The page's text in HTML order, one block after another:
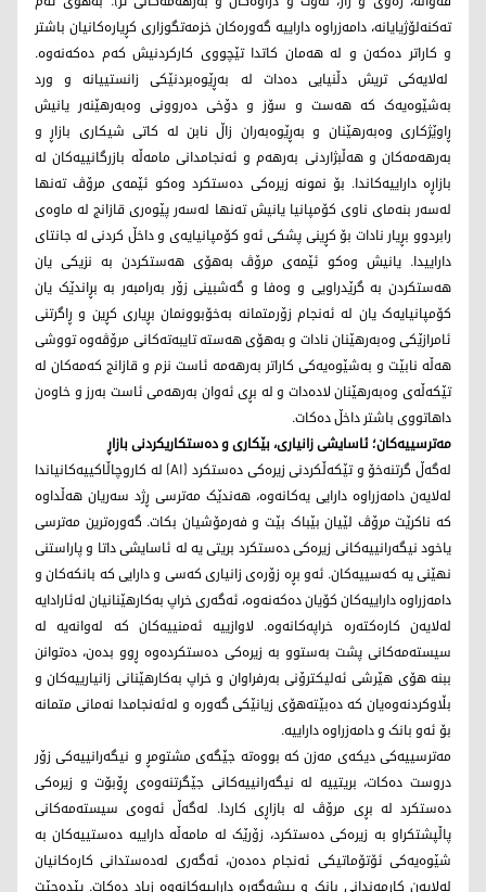
تەکنەلۆژیایانە، دامەزراوە داراییە گەورەکان خزمەتگوزاری کڕیارەکانیان باشتر
و کاراتر دەکەن و لە هەمان کاتدا تێچووی کارکردنیش کەم دەکەنەوە.
لەلایەکی تریش دڵنیایی دەدات لە بەڕێوەبردنێکی زانستییانە و ورد
بەشێوەیەک کە هەست و سۆز و دۆخی دەروونی وەبەرهێنەر یانیش
ڕاوێژکاری وەبەرهێنان و بەڕێوەبەران زاڵ نابن لە کاتی شیکاری بازاڕ و
بەرهەمەکان و هەڵبژاردنی بەرهەم و ئەنجامدانی مامەڵە بازرگانییەکان لە
بازاڕە داراییەکاندا. بۆ نمونە زیرەکی دەستکرد وەکو ئێمەی مرۆڤ تەنها
لەسەر بنەمای ناوی کۆمپانیا یانیش تەنها لەسەر پێوەری قازانج لە ماوەی
رابردوو بڕیار نادات بۆ کڕینی پشکی ئەو کۆمپانیایەی و داخڵ کردنی لە جانتای
داراییدا. یانیش وەکو ئێمەی مرۆڤ بەهۆی هەستکردن بە نزیکی یان
هەستکردن بە گرێدراویی و وەفا و گەشبینی زۆر بەرامبەر بە بڕاندێک یان
کۆمپانیایەک یان لە ئەنجام زۆرمتمانە بەخۆبوونمان بڕیاری کڕین و ڕاگرتنی
ئامرازێکی وەبەرهێنان نادات و بەهۆی هەستە تایبەتەکانی مرۆڤەوە تووشی
هەڵە نابێت و بەشێوەیەکی کاراتر بەرهەمە ئاست نزم و قازانج کەمەکان لە
تێکەڵەی وەبەرهێنان لادەدات و لە بڕی ئەوان بەرهەمی ئاست بەرز و خاوەن
داهاتووی باشتر داخڵ دەکات.
مەترسییەکان؛ ئاسایشی زانیاری، بێکاری و دەستکاریکردنی بازاڕ
لەگەڵ گرتنەخۆ و تێکەڵکردنی زیرەکی دەستکرد (AI) لە کاروچاڵاکییەکانیاندا
لەلایەن دامەزراوە دارایی یەکانەوە، هەندێک مەترسی ڕژد سەریان هەڵداوە
کە ناکرێت مرۆڤ لێیان بێباک بێت و فەرمۆشیان بکات. گەورەترین مەترسی
یاخود نیگەرانییەکانی زیرەکی دەستکرد بریتی یە لە ئاسایشی داتا و پاراستنی
نهێنی یە کەسییەکان. ئەو بڕە زۆرەی زانیاری کەسی و دارایی کە بانکەکان و
دامەزراوە داراییەکان کۆیان دەکەنەوە، ئەگەری خراپ بەکارهێنانیان لەئارادایە
لەلایەن کارەکتەرە خراپەکانەوە. لاوازییە ئەمنییەکان کە لەوانەیە لە
سیستەمەکانی پشت بەستوو بە زیرەکی دەستکردەوە ڕوو بدەن، دەتوانن
ببنە هۆی هێرشی ئەلیکترۆنی بەرفراوان و خراپ بەکارهێنانی زانیارییەکان و
بڵاوکردنەوەیان کە دەبێتەهۆی زیانێکی گەورە و لەئەنجامدا نەمانی متمانە
بۆ ئەو بانک و دامەزراوە داراییە.
مەترسییەکی دیکەی مەزن کە بووەتە جێگەی مشتومڕ و نیگەرانییەکی زۆر
دروست دەکات، بریتییە لە نیگەرانییەکانی جێگرتنەوەی ڕۆبۆت و زیرەکی
دەستکرد لە بڕی مرۆڤ لە بازاڕی کاردا. لەگەڵ ئەوەی سیستەمەکانی
پاڵپشتکراو بە زیرەکی دەستکرد، زۆرێک لە مامەڵە داراییە دەستییەکان بە
شێوەیەکی ئۆتۆماتیکی ئەنجام دەدەن، ئەگەری لەدەستدانی کارەکانیان